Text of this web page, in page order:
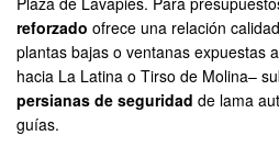
reforzado ofrece una relación
plantas bajas o ventanas expuestas
hacia La Latina o Tirso de Molina–
persianas de seguridad de lama
guías.